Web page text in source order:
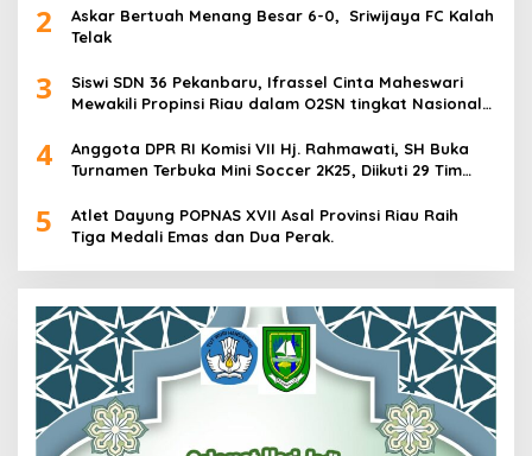
2
Askar Bertuah Menang Besar 6-0, Sriwijaya FC Kalah
Telak
3
Siswi SDN 36 Pekanbaru, Ifrassel Cinta Maheswari
Mewakili Propinsi Riau dalam O2SN tingkat Nasional
4
Anggota DPR RI Komisi VII Hj. Rahmawati, SH Buka
Turnamen Terbuka Mini Soccer 2K25, Diikuti 29 Tim
5
Atlet Dayung POPNAS XVII Asal Provinsi Riau Raih
Tiga Medali Emas dan Dua Perak.